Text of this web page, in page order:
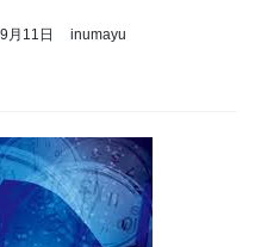
月11日 inumayu